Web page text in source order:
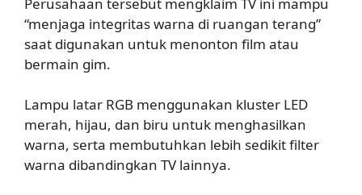
“menjaga integritas warna di ruangan terang”
saat digunakan untuk menonton film atau
bermain gim.
Lampu latar RGB menggunakan kluster LED
merah, hijau, dan biru untuk menghasilkan
warna, serta membutuhkan lebih sedikit filter
warna dibandingkan TV lainnya.